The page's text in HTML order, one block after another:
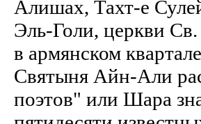
Алишах, Тахт-е
Эль-Голи, церкви
в армянском
Святыня Айн-Али
поэтов" или Шара